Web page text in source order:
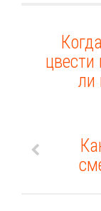
цвести
ли